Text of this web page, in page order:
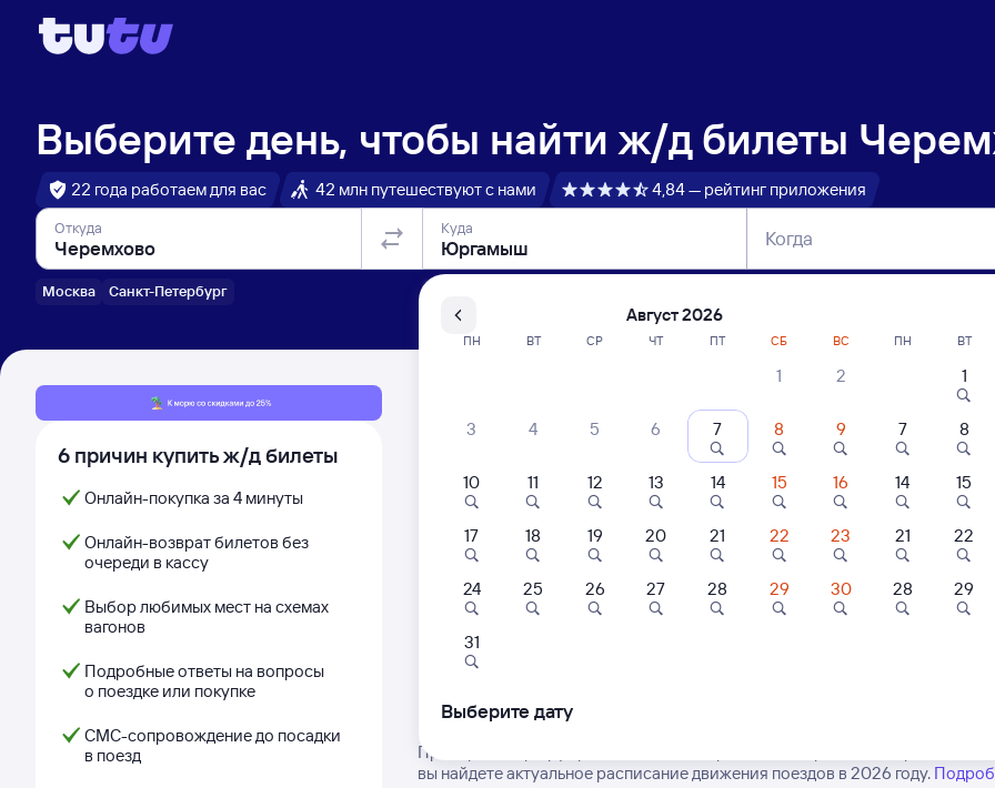
Выберите день, чтобы найти ж/д билеты
22 года работаем для вас 42 млн путешествуют с нами 4,84 — рейтинг приложения
Откуда
Москва Санкт-Петербург
Куда Когда
6 причин купить ж/д билеты
Онлайн-покупка за 4 минуты
Онлайн-возврат билетов без
очереди в кассу
Выбор любимых мест на схемах
вагонов
Подробные ответы на вопросы
о поездке или покупке
СМС-сопровождение до посадки
в поезд
Расписание поездов Черемхово — Юргамыш
Нет рейсов по этому
Проверьте маршрут рейсов РЖД из Черемхово в Юргамыш. Обратите
вы найдете актуальное расписание движения поездов в 2026 году.
Август 2026
ПН ВТ СР ЧТ ПТ СБ ВС
1 2
3 4 5 6 7 8 9
10 11 12 13 14 15 16
17 18 19 20 21 22 23
24 25 26 27 28 29 30
31
ПН ВТ
1
7 8
14 15
21 22
28 29
Выберите дату